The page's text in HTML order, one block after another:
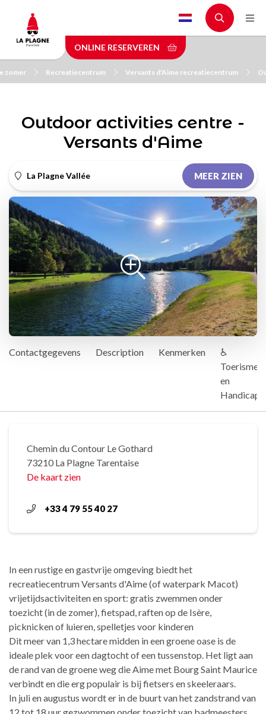
main
content
ONLINE RESERVEREN
zomer Recreatiecentrum Versants d'Aime recreatiecentrum
Outdoor activities centre -
Versants d'Aime
La Plagne Vallée MEER ZIEN
Contactgegevens Description Kenmerken
♿
Toerisme
en
Handicap
Chemin du Contour Le Gothard
73210 La Plagne Tarentaise
De kaart zien
+33 4 79 55 40 27
In een rustige en gastvrije omgeving biedt het
recreatiecentrum Versants d'Aime (of waterpark Macot)
vrijetijdsactiviteiten en sport: gratis zwemmen onder
toezicht (in de zomer), fietspad, raften op de Isère,
picknicken of luieren, spelletjes voor kinderen
Dit meer van 1,3 hectare midden in een groene oase is de
ideale plek voor een dagtocht of een tussenstop. Het ligt aan
de rand van de groene weg die Aime met Bourg Saint Maurice
verbindt en die erg populair is bij fietsers en skeeleraars.
In juli en augustus wordt er in de buurt van het zandstrand van